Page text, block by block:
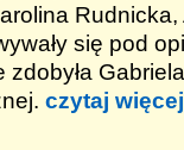
się pod
czytaj więcej